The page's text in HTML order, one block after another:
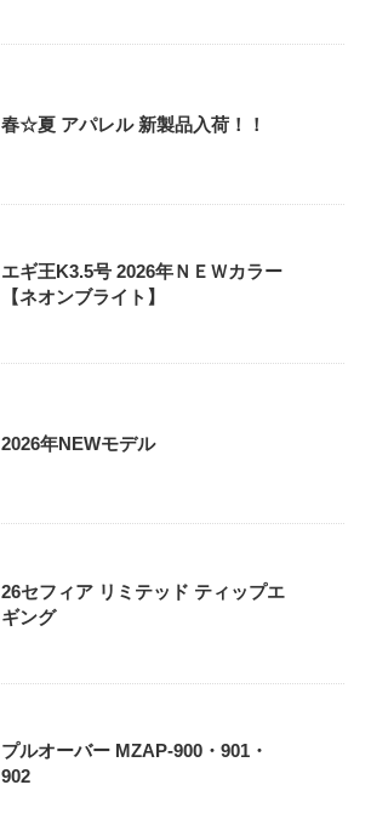
春☆夏 アパレル 新製品入荷！！
エギ王K3.5号 2026年ＮＥＷカラー
【ネオンブライト】
2026年NEWモデル
26セフィア リミテッド ティップエ
ギング
プルオーバー MZAP-900・901・
902